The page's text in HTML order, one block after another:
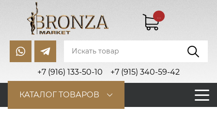
+7 (916) 133-50-10 +7 (915) 340-59-42
...
КАТАЛОГ ТОВАРОВ